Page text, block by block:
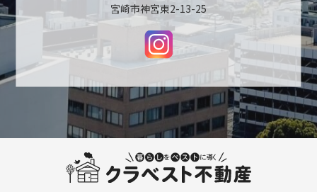
宮崎市神宮東2-13-25